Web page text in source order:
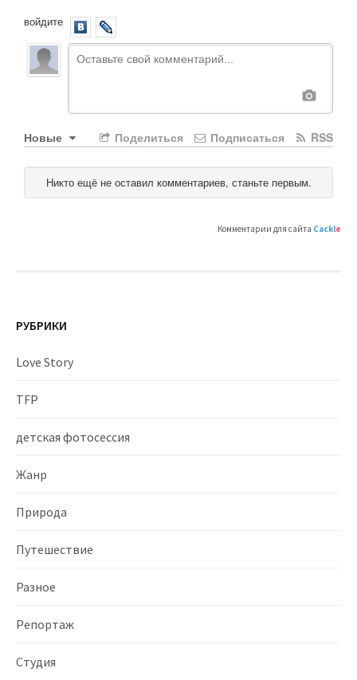
войдите
Новые RSS
Подписаться
Поделиться
Никто ещё не оставил комментариев, станьте первым.
Комментарии для сайта Cackle
РУБРИКИ
Love Story
TFP
детская фотосессия
Жанр
Природа
Путешествие
Разное
Репортаж
Студия